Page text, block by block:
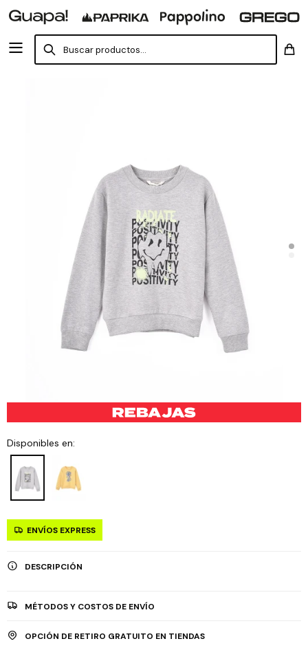
Disponibles en:
ENVÍOS EXPRESS
DESCRIPCIÓN
MÉTODOS Y COSTOS DE ENVÍO
OPCIÓN DE RETIRO GRATUITO EN TIENDAS